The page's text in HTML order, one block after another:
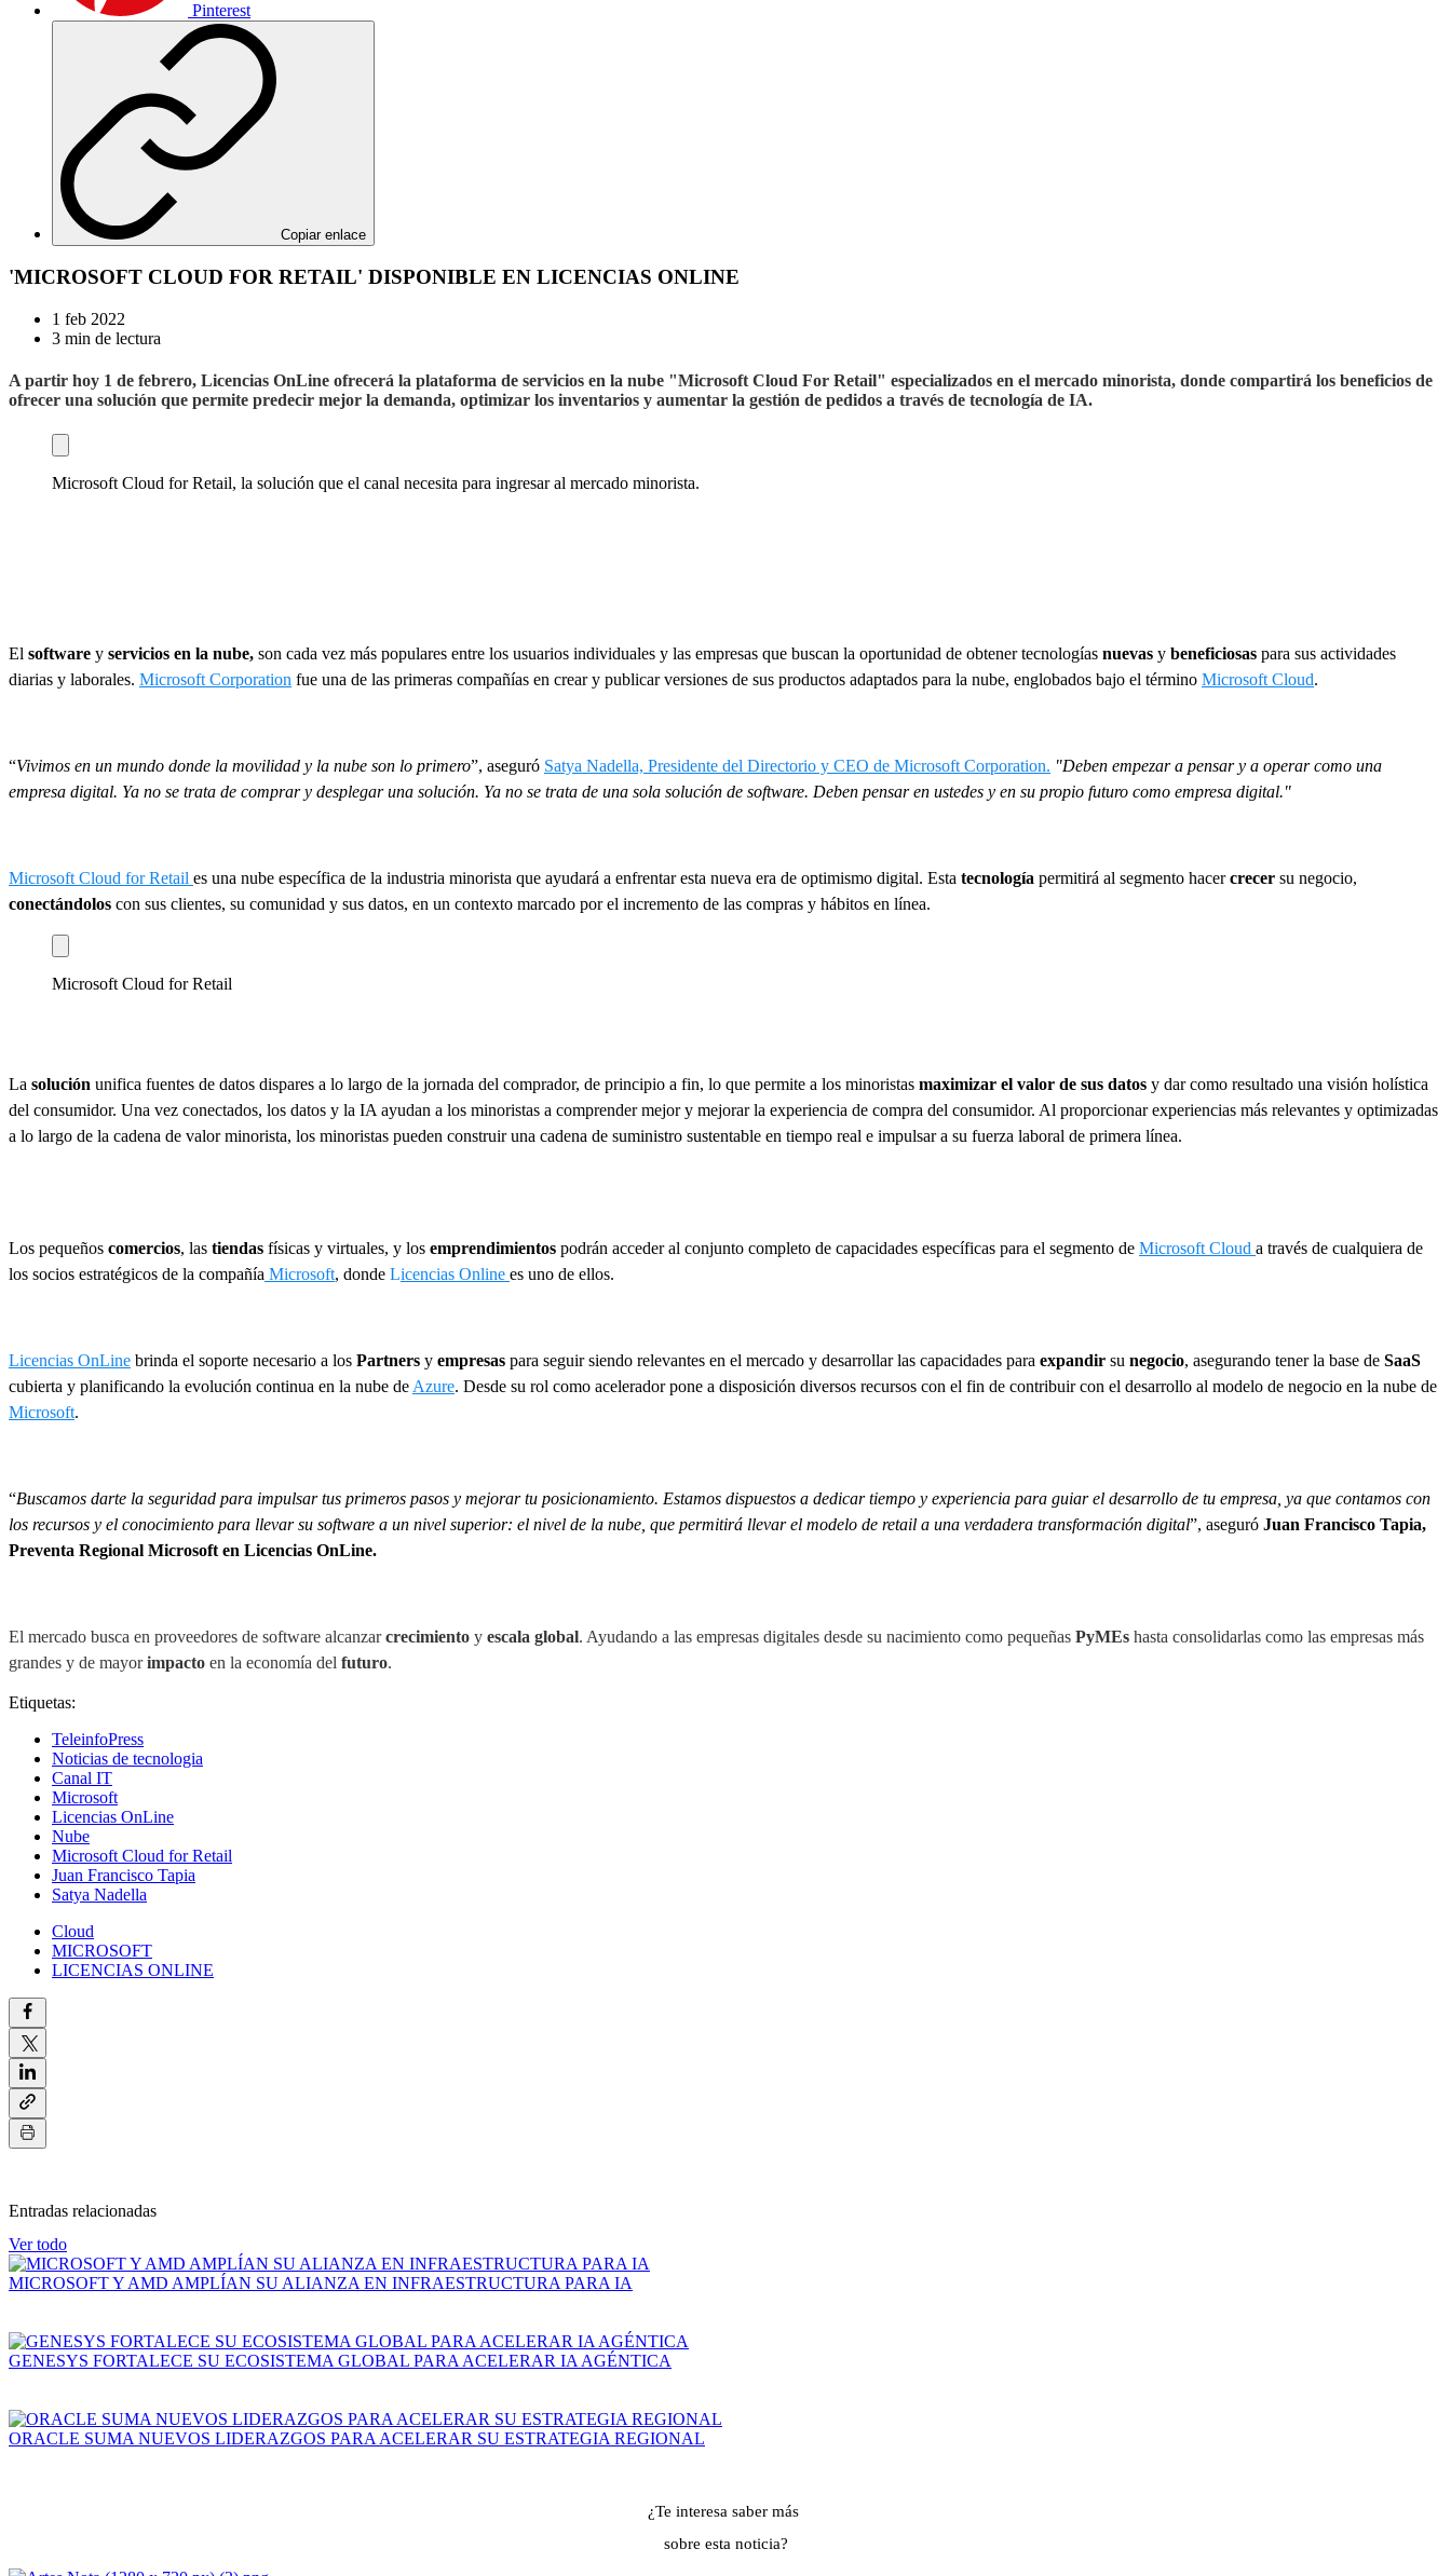
Pinterest
Copiar enlace
'MICROSOFT CLOUD FOR RETAIL' DISPONIBLE EN LICENCIAS ONLINE
1 feb 2022
3 min de lectura
A partir hoy 1 de febrero, Licencias OnLine ofrecerá la plataforma de servicios en la nube "Microsoft Cloud For Retail" especializados en el mercado minorista, donde compartirá los beneficios de
ofrecer una solución que permite predecir mejor la demanda, optimizar los inventarios y aumentar la gestión de pedidos a través de tecnología de IA.
Microsoft Cloud for Retail, la solución que el canal necesita para ingresar al mercado minorista.
El software y servicios en la nube, son cada vez más populares entre los usuarios individuales y las empresas que buscan la oportunidad de obtener tecnologías nuevas y beneficiosas para sus actividades
diarias y laborales. Microsoft Corporation fue una de las primeras compañías en crear y publicar versiones de sus productos adaptados para la nube, englobados bajo el término Microsoft Cloud.
“Vivimos en un mundo donde la movilidad y la nube son lo primero”, aseguró Satya Nadella, Presidente del Directorio y CEO de Microsoft Corporation. "Deben empezar a pensar y a operar como una
empresa digital. Ya no se trata de comprar y desplegar una solución. Ya no se trata de una sola solución de software. Deben pensar en ustedes y en su propio futuro como empresa digital."
Microsoft Cloud for Retail es una nube específica de la industria minorista que ayudará a enfrentar esta nueva era de optimismo digital. Esta tecnología permitirá al segmento hacercrecer su negocio,
conectándolos con sus clientes, su comunidad y sus datos, en un contexto marcado por el incremento de las compras y hábitos en línea.
Microsoft Cloud for Retail
La solución unifica fuentes de datos dispares a lo largo de la jornada del comprador, de principio a fin, lo que permite a los minoristas maximizar el valor de sus datos y dar como resultado una visión holística
del consumidor. Una vez conectados, los datos y la IA ayudan a los minoristas a comprender mejor y mejorar la experiencia de compra del consumidor. Al proporcionar experiencias más relevantes y optimizadas
a lo largo de la cadena de valor minorista, los minoristas pueden construir una cadena de suministro sustentable en tiempo real e impulsar a su fuerza laboral de primera línea.
Los pequeños comercios, las tiendas físicas y virtuales, y los emprendimientos podrán acceder al conjunto completo de capacidades específicas para el segmento de Microsoft Cloud a través de cualquiera de
los socios estratégicos de la compañía Microsoft, donde Licencias Online es uno de ellos.
Licencias OnLine brinda el soporte necesario a los Partners y empresas para seguir siendo relevantes en el mercado y desarrollar las capacidades para expandir su negocio, asegurando tener la base de SaaS
cubierta y planificando la evolución continua en la nube de Azure. Desde su rol como acelerador pone a disposición diversos recursos con el fin de contribuir con el desarrollo al modelo de negocio en la nube de
Microsoft.
“Buscamos darte la seguridad para impulsar tus primeros pasos y mejorar tu posicionamiento. Estamos dispuestos a dedicar tiempo y experiencia para guiar el desarrollo de tu empresa, ya que contamos con
los recursos y el conocimiento para llevar su software a un nivel superior: el nivel de la nube, que permitirá llevar el modelo de retail a una verdadera transformación digital”, aseguró Juan Francisco Tapia,
Preventa Regional Microsoft en Licencias OnLine.
El mercado busca en proveedores de software alcanzarcrecimiento y escala global. Ayudando a las empresas digitales desde su nacimiento como pequeñas PyMEs hasta consolidarlas como las empresas más
grandes y de mayorimpacto en la economía del futuro.
Etiquetas:
TeleinfoPress
Noticias de tecnologia
Canal IT
Microsoft
Licencias OnLine
Nube
Microsoft Cloud for Retail
Juan Francisco Tapia
Satya Nadella
Cloud
MICROSOFT
LICENCIAS ONLINE
Entradas relacionadas
Ver todo
MICROSOFT Y AMD AMPLÍAN SU ALIANZA EN INFRAESTRUCTURA PARA IA
GENESYS FORTALECE SU ECOSISTEMA GLOBAL PARA ACELERAR IA AGÉNTICA
ORACLE SUMA NUEVOS LIDERAZGOS PARA ACELERAR SU ESTRATEGIA REGIONAL
¿Te interesa saber más
sobre esta noticia?